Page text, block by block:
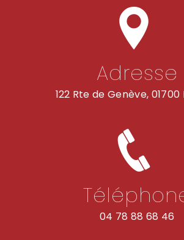
Adresse
122 Rte de Genève,
04 78 88 68 46